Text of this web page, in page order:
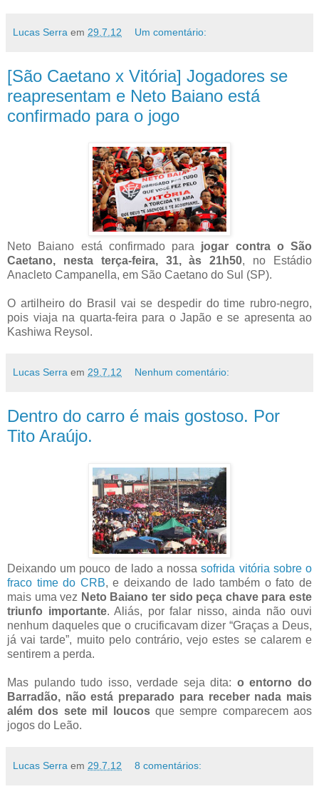
Lucas Serra em 29.7.12 Um comentário:
[São Caetano x Vitória] Jogadores se
reapresentam e Neto Baiano está
confirmado para o jogo
Neto Baiano está confirmado para jogar contra o São
Caetano, nesta terça-feira, 31, às 21h50, no Estádio
Anacleto Campanella, em São Caetano do Sul (SP).
O artilheiro do Brasil vai se despedir do time rubro-negro,
pois viaja na quarta-feira para o Japão e se apresenta ao
Kashiwa Reysol.
Lucas Serra em 29.7.12 Nenhum comentário:
Dentro do carro é mais gostoso. Por
Tito Araújo.
Deixando um pouco de lado a nossasofrida vitória sobre o
fraco time do CRB, e deixando de lado também o fato de
mais uma vez Neto Baiano ter sido peça chave para este
triunfo importante. Aliás, por falar nisso, ainda não ouvi
nenhum daqueles que o crucificavam dizer “Graças a Deus,
já vai tarde”, muito pelo contrário, vejo estes se calarem e
sentirem a perda.
Mas pulando tudo isso, verdade seja dita: o entorno do
Barradão, não está preparado para receber nada mais
além dos sete mil loucosque sempre comparecem aos
jogos do Leão.
Lucas Serra em 29.7.12 8 comentários: